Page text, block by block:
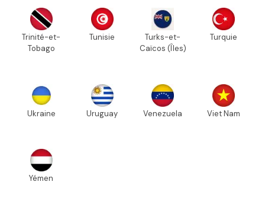
Trinité-et-
Tobago
Tunisie
Turks-et-
Caïcos (Îles)
Turquie
Ukraine Uruguay Venezuela Viet Nam
Yémen